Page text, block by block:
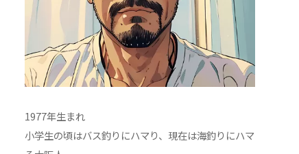
1977年生まれ
小学生の頃はバス釣りにハマり、現在は海釣りにハマ